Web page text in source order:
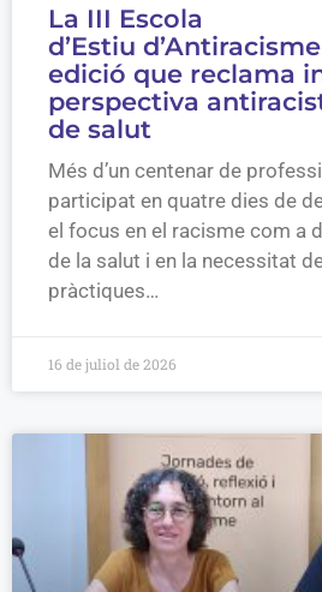
La III Escola
d’Estiu
edició que reclama
perspectiva
de salut
Més d’un centenar de
participat en quatre dies de
el focus en el racisme com a
de la salut i en la necessitat
pràctiques…
16 de juliol de 2026